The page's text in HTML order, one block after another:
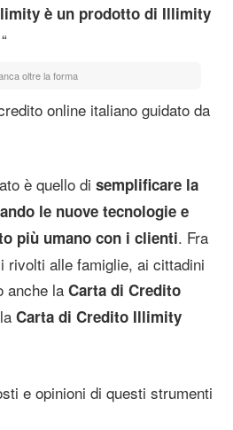
è un prodotto di Illimity
oltre la forma
online italiano guidato da
è quello di semplificare la
le nuove tecnologie e
più umano con i clienti. Fra
rivolti alle famiglie, ai cittadini
anche la Carta di Credito
Carta di Credito Illimity
e opinioni di questi strumenti